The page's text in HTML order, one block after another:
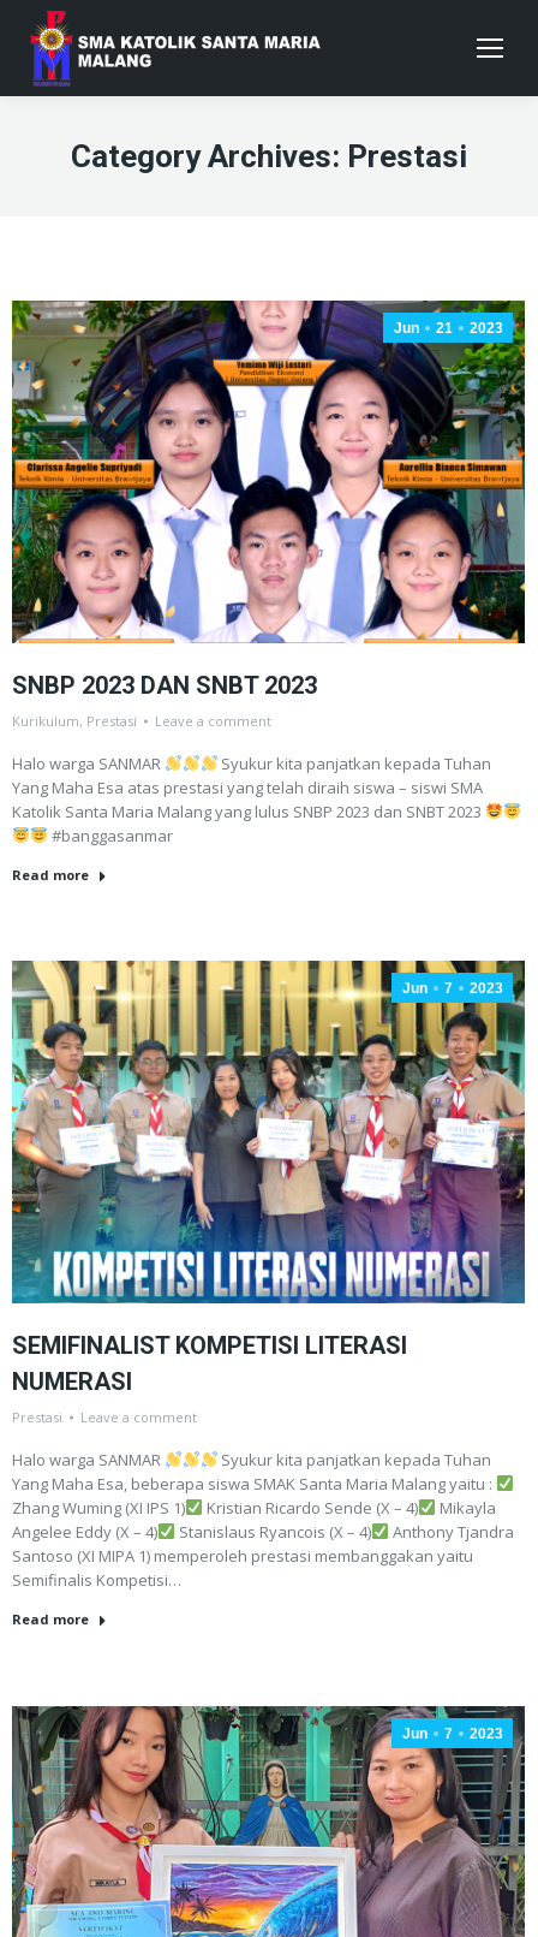
Category Archives: Prestasi
Jun 21 2023
SNBP 2023 DAN SNBT 2023
Kurikulum, Prestasi Leave a comment
Halo warga SANMAR
Syukur kita panjatkan kepada Tuhan
Yang Maha Esa atas prestasi yang telah diraih siswa – siswi SMA
Katolik Santa Maria Malang yang lulus SNBP 2023 dan SNBT 2023
#banggasanmar
Read more
Jun 7 2023
SEMIFINALIST KOMPETISI LITERASI
NUMERASI
Prestasi Leave a comment
Halo warga SANMAR
Syukur kita panjatkan kepada Tuhan
Yang Maha Esa, beberapa siswa SMAK Santa Maria Malang yaitu :
Zhang Wuming (XI IPS 1)
Kristian Ricardo Sende (X – 4)
Mikayla
Angelee Eddy (X – 4)
Stanislaus Ryancois (X – 4)
Anthony Tjandra
Santoso (XI MIPA 1) memperoleh prestasi membanggakan yaitu
Semifinalis Kompetisi…
Read more
Jun 7 2023